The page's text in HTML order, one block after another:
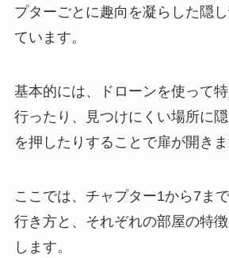
プターごとに趣向を凝らした隠
ています。
基本的には、ドローンを使って
行ったり、見つけにくい場所に
を押したりすることで扉が開きま
ここでは、チャプター1から7ま
行き方と、それぞれの部屋の特
します。